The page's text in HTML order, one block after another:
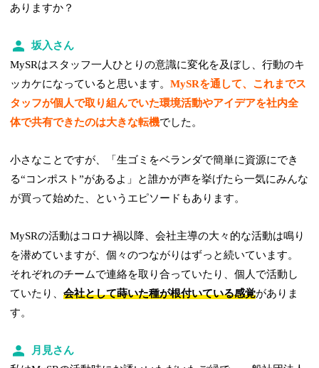
ありますか？
坂入さん
MySRはスタッフ一人ひとりの意識に変化を及ぼし、行動のキ
ッカケになっていると思います。MySRを通して、これまでス
タッフが個人で取り組んでいた環境活動やアイデアを社内全
体で共有できたのは大きな転機でした。
小さなことですが、「生ゴミをベランダで簡単に資源にでき
る“コンポスト”があるよ」と誰かが声を挙げたら一気にみんな
が買って始めた、というエピソードもあります。
MySRの活動はコロナ禍以降、会社主導の大々的な活動は鳴り
を潜めていますが、個々のつながりはずっと続いています。
それぞれのチームで連絡を取り合っていたり、個人で活動し
ていたり、会社として蒔いた種が根付いている感覚がありま
す。
月見さん